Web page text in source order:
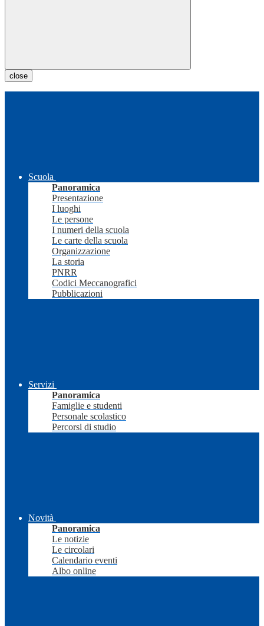
close
Scuola
Panoramica
Presentazione
I luoghi
Le persone
I numeri della scuola
Le carte della scuola
Organizzazione
La storia
PNRR
Codici Meccanografici
Pubblicazioni
Servizi
Panoramica
Famiglie e studenti
Personale scolastico
Percorsi di studio
Novità
Panoramica
Le notizie
Le circolari
Calendario eventi
Albo online